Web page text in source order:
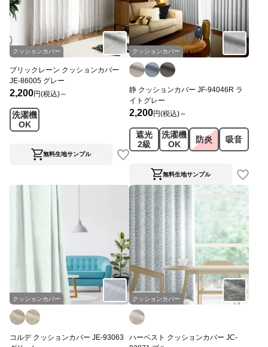
クッションカバー
ブリックレーン クッションカバー
JE-86005 グレー
2,200円(税込)～
洗濯機
OK
無料生地サンプル
クッションカバー
静 クッションカバー JF-94046R ラ
イトグレー
2,200円(税込)～
遮光
2級
洗濯機
OK
防炎 吸音
無料生地サンプル
クッションカバー
コルデ クッションカバー JE-93063
クッションカバー
ハーベスト クッションカバー JC-